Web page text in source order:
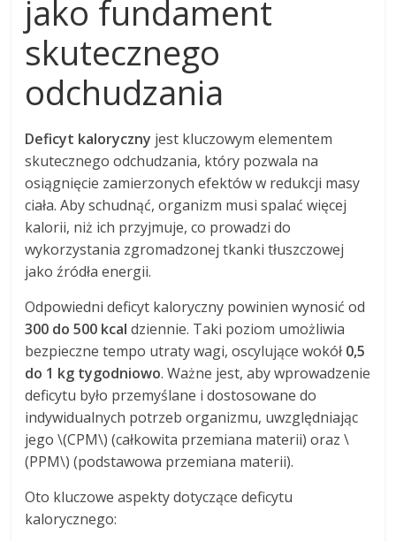
jako fundament
skutecznego
odchudzania
Deficyt kaloryczny jest kluczowym elementem
skutecznego odchudzania, który pozwala na
osiągnięcie zamierzonych efektów w redukcji masy
ciała. Aby schudnąć, organizm musi spalać więcej
kalorii, niż ich przyjmuje, co prowadzi do
wykorzystania zgromadzonej tkanki tłuszczowej
jako źródła energii.
Odpowiedni deficyt kaloryczny powinien wynosić od
300 do 500 kcal dziennie. Taki poziom umożliwia
bezpieczne tempo utraty wagi, oscylujące wokół 0,5
do 1 kg tygodniowo. Ważne jest, aby wprowadzenie
deficytu było przemyślane i dostosowane do
indywidualnych potrzeb organizmu, uwzględniając
jego \(CPM\) (całkowita przemiana materii) oraz \
(PPM\) (podstawowa przemiana materii).
Oto kluczowe aspekty dotyczące deficytu
kalorycznego: